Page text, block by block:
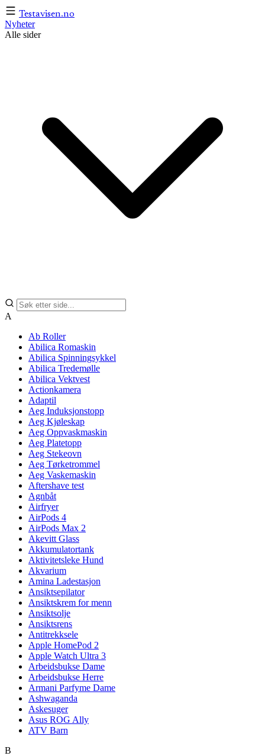
Testavisen.no
Nyheter
Alle sider
A
Ab Roller
Abilica Romaskin
Abilica Spinningsykkel
Abilica Tredemølle
Abilica Vektvest
Actionkamera
Adaptil
Aeg Induksjonstopp
Aeg Kjøleskap
Aeg Oppvaskmaskin
Aeg Platetopp
Aeg Stekeovn
Aeg Tørketrommel
Aeg Vaskemaskin
Aftershave test
Agnbåt
Airfryer
AirPods 4
AirPods Max 2
Akevitt Glass
Akkumulatortank
Aktivitetsleke Hund
Akvarium
Amina Ladestasjon
Ansiktsepilator
Ansiktskrem for menn
Ansiktsolje
Ansiktsrens
Antitrekksele
Apple HomePod 2
Apple Watch Ultra 3
Arbeidsbukse Dame
Arbeidsbukse Herre
Armani Parfyme Dame
Ashwaganda
Askesuger
Asus ROG Ally
ATV Barn
B